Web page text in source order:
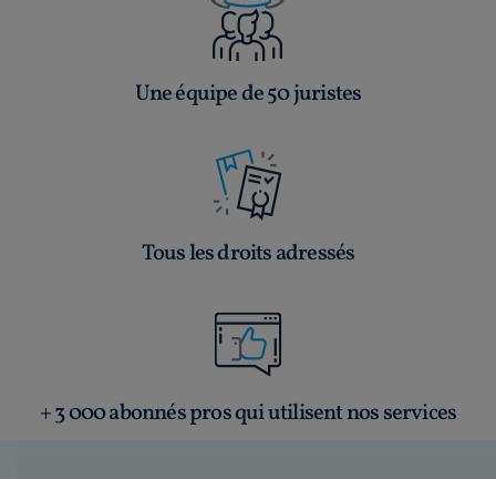
Une équipe de 50 juristes
Tous les droits adressés
+ 3 000 abonnés pros qui utilisent nos services